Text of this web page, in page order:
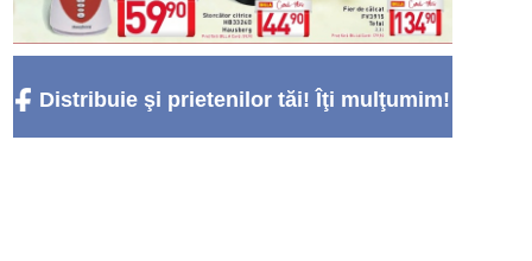
Distribuie şi prietenilor tăi! Îţi mulţumim!